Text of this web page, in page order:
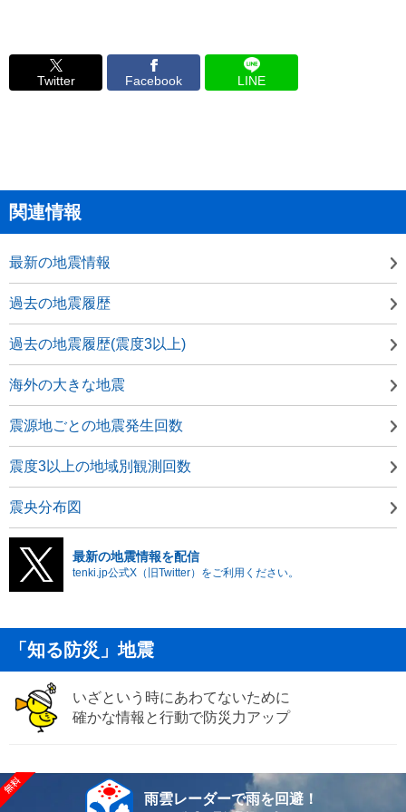
Twitter Facebook LINE
関連情報
最新の地震情報
過去の地震履歴
過去の地震履歴(震度3以上)
海外の大きな地震
震源地ごとの地震発生回数
震度3以上の地域別観測回数
震央分布図
最新の地震情報を配信
tenki.jp公式X（旧Twitter）をご利用ください。
「知る防災」地震
いざという時にあわてないために
確かな情報と行動で防災力アップ
雨雲レーダーで雨を回避！